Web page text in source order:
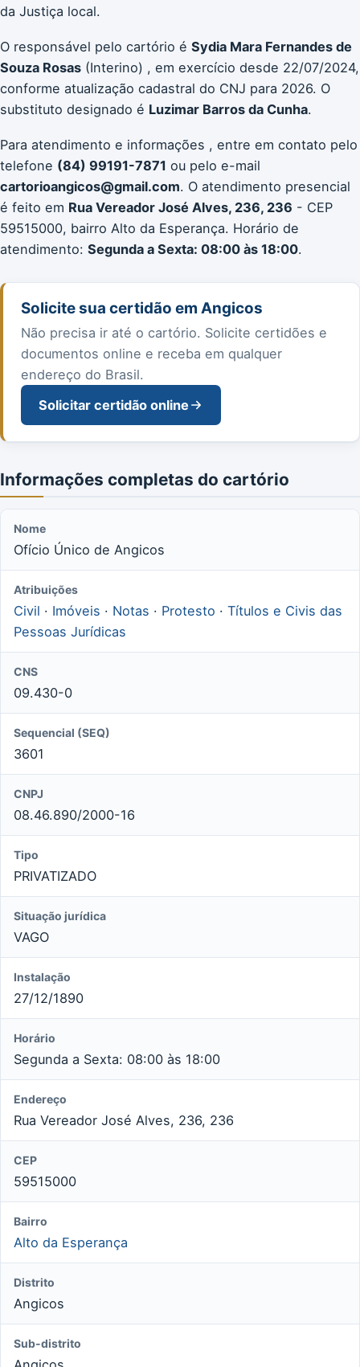
da Justiça local.
O responsável pelo cartório é Sydia Mara Fernandes de
Souza Rosas (Interino) , em exercício desde 22/07/2024,
conforme atualização cadastral do CNJ para 2026. O
substituto designado é Luzimar Barros da Cunha.
Para atendimento e informações , entre em contato pelo
telefone (84) 99191-7871 ou pelo e-mail
cartorioangicos@gmail.com. O atendimento presencial
é feito em Rua Vereador José Alves, 236, 236 - CEP
59515000, bairro Alto da Esperança. Horário de
atendimento: Segunda a Sexta: 08:00 às 18:00.
Solicite sua certidão em Angicos
Não precisa ir até o cartório. Solicite certidões e
documentos online e receba em qualquer
endereço do Brasil.
Solicitar certidão online
Informações completas do cartório
Nome
Ofício Único de Angicos
Atribuições
Civil · Imóveis · Notas · Protesto · Títulos e Civis das
Pessoas Jurídicas
CNS
09.430-0
Sequencial (SEQ)
3601
CNPJ
08.46.890/2000-16
Tipo
PRIVATIZADO
Situação jurídica
VAGO
Instalação
27/12/1890
Horário
Segunda a Sexta: 08:00 às 18:00
Endereço
Rua Vereador José Alves, 236, 236
CEP
59515000
Bairro
Alto da Esperança
Distrito
Angicos
Sub-distrito